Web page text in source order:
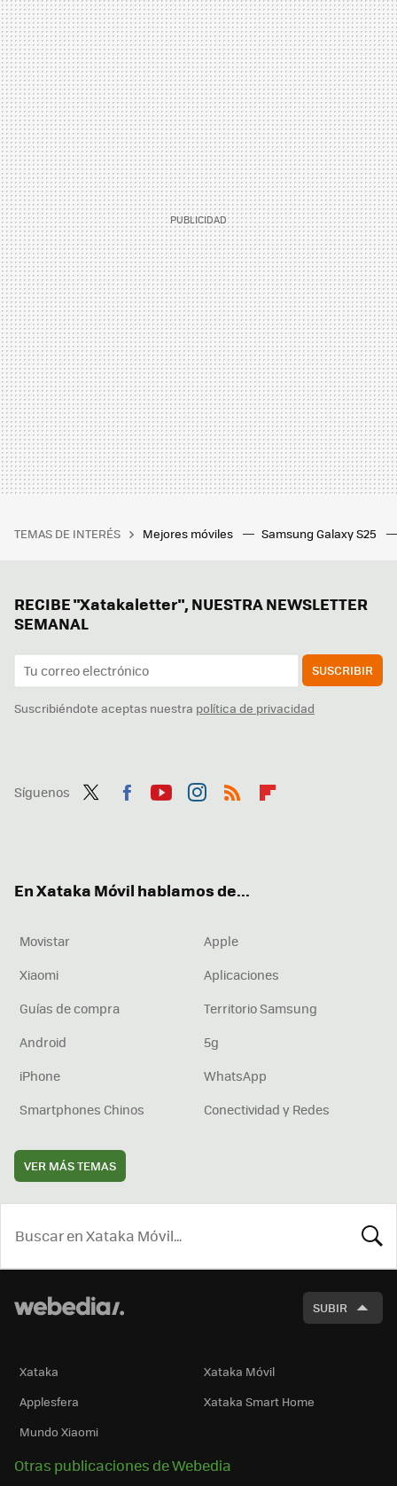
TEMAS DE INTERÉS Mejores móviles Samsung Galaxy S25
RECIBE "Xatakaletter", NUESTRA NEWSLETTER
SEMANAL
SUSCRIBIR
Suscribiéndote aceptas nuestra política de privacidad
Síguenos
En Xataka Móvil hablamos de...
Movistar
Apple
Xiaomi
Aplicaciones
Guías de compra
Territorio Samsung
Android
5g
iPhone
WhatsApp
Smartphones Chinos
Conectividad y Redes
VER MÁS TEMAS
SUBIR
Xataka
Xataka Móvil
Applesfera
Xataka Smart Home
Mundo Xiaomi
Otras publicaciones de Webedia